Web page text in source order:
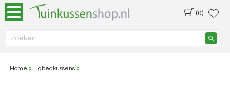
(0)
Home » Ligbedkussens»